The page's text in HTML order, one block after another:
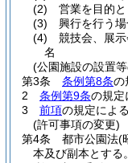
(2)
営業を目的
(3)
興行を行う
(4)
競技会、展
名
(公園施設の設置
第3条
条例第8条の
2
条例第9条の規定
3
前項の規定によ
(許可事項の変更)
第4条
都市公園法(
本及び副本とする